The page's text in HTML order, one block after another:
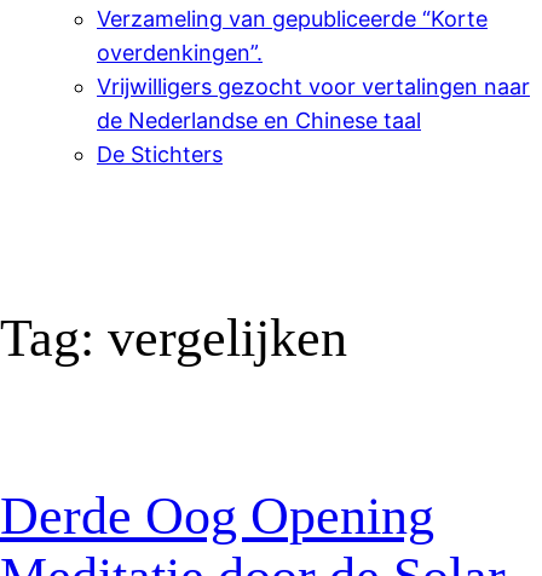
Verzameling van gepubliceerde “Korte
overdenkingen”.
Vrijwilligers gezocht voor vertalingen naar
de Nederlandse en Chinese taal
De Stichters
Tag: vergelijken
Derde Oog Opening